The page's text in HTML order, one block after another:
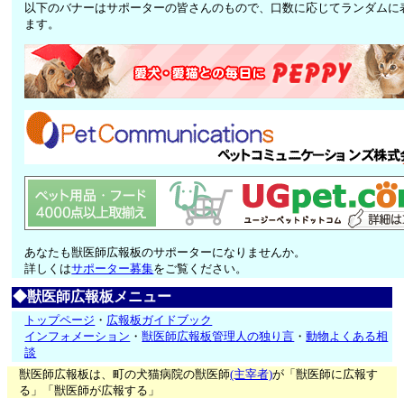
以下のバナーはサポーターの皆さんのもので、口数に応じてランダムに
ます。
あなたも獣医師広報板のサポーターになりませんか。
詳しくはサポーター募集をご覧ください。
◆獣医師広報板メニュー
トップページ ・ 広報板ガイドブック
インフォメーション ・獣医師広報板管理人の独り言 ・動物よくある相
談
獣医師広報板は、町の犬猫病院の獣医師(主宰者)が「獣医師に広報す
る」「獣医師が広報する」